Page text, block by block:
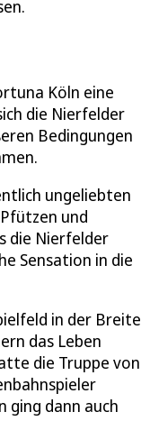
Köln eine
die Nierfelder
Bedingungen
ungeliebten
und
die Nierfelder
Sensation in die
in der Breite
das Leben
die Truppe von
ging dann auch